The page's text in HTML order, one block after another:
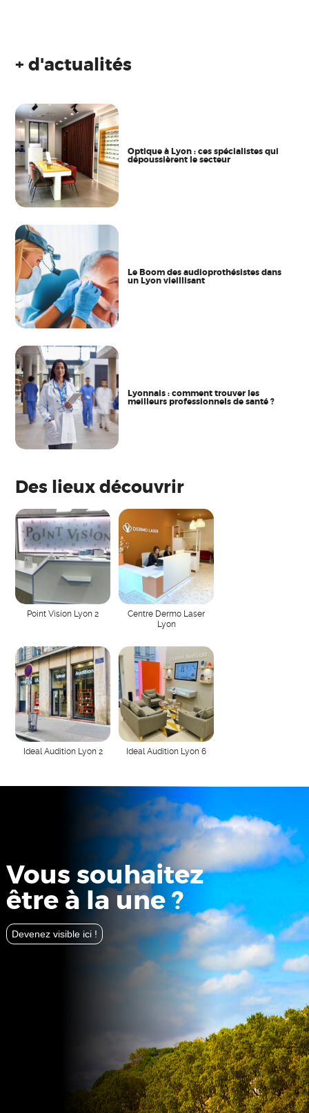
+ d'actualités
Optique à Lyon : ces spécialistes qui
dépoussièrent le secteur
Le Boom des audioprothésistes dans
un Lyon vieillisant
Lyonnais : comment trouver les
meilleurs professionnels de santé ?
Des lieux découvrir
Point Vision Lyon 2
Centre Dermo Laser
Lyon
Ideal Audition Lyon 2 Ideal Audition Lyon 6
Vous souhaitez
être à la une ?
Devenez visible ici !